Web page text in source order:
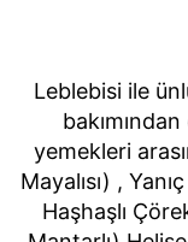
Leblebisi ile
yemekleri
Mayalısı) ,
Haşhaşlı